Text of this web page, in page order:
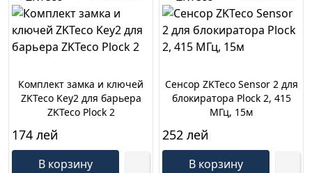
Комплект замка и ключей
ZKTeco Key2 для барьера
ZKTeco Plock 2
174 лей
В корзину
Cенсор ZKTeco Sensor 2 для
блокиратора Plock 2, 415
МГц, 15м
252 лей
В корзину